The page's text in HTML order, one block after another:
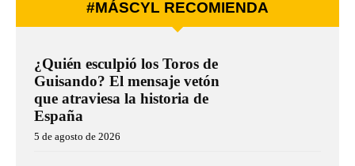
#MÁSCYL RECOMIENDA
¿Quién esculpió los Toros de
Guisando? El mensaje vetón
que atraviesa la historia de
España
5 de agosto de 2026